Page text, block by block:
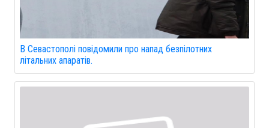
В Севастополі повідомили про напад безпілотних
літальних апаратів.